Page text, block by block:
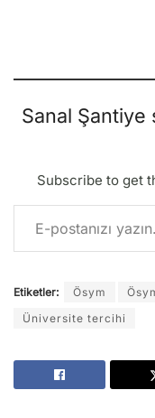
Sanal
Subscribe to get
E-postanızı yazın…
Etiketler: Ösym
Üniversite tercihi